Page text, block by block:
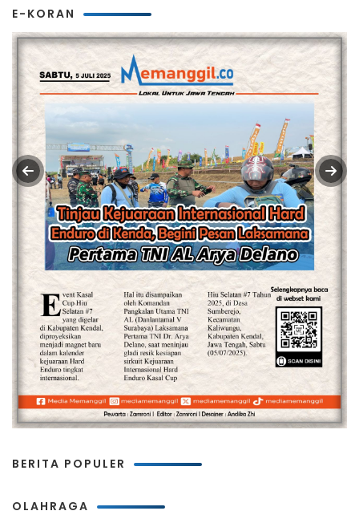
E-KORAN
BERITA POPULER
OLAHRAGA